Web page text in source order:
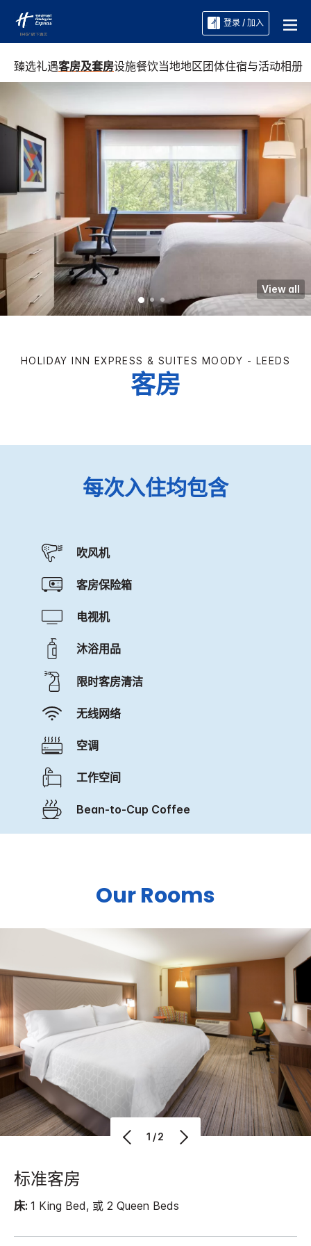
登录 / 加入
臻选礼遇客房及套房设施餐饮当地地区团体住宿与活动相册
View all
HOLIDAY INN EXPRESS & SUITES MOODY - LEEDS
客房
每次入住均包含
吹风机
客房保险箱
电视机
沐浴用品
限时客房清洁
无线网络
空调
工作空间
Bean-to-Cup Coffee
Our Rooms
1/2
标准客房
床: 1 King Bed, 或 2 Queen Beds